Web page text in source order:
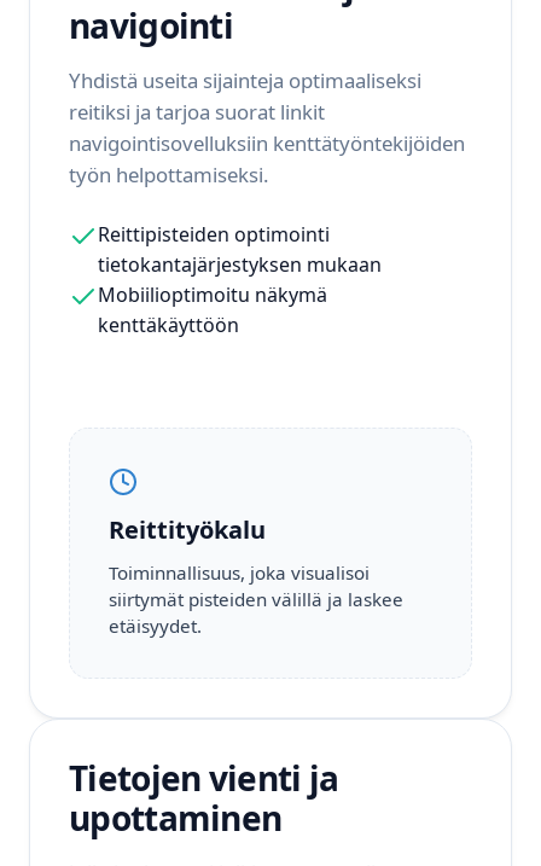
navigointi
Yhdistä useita sijainteja optimaaliseksi
reitiksi ja tarjoa suorat linkit
navigointisovelluksiin kenttätyöntekijöiden
työn helpottamiseksi.
Reittipisteiden optimointi
tietokantajärjestyksen mukaan
Mobiilioptimoitu näkymä
kenttäkäyttöön
Reittityökalu
Toiminnallisuus, joka visualisoi
siirtymät pisteiden välillä ja laskee
etäisyydet.
Tietojen vienti ja
upottaminen